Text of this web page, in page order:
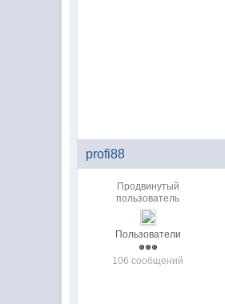
profi88
Продвинутый
пользователь
Пользователи
106 сообщений